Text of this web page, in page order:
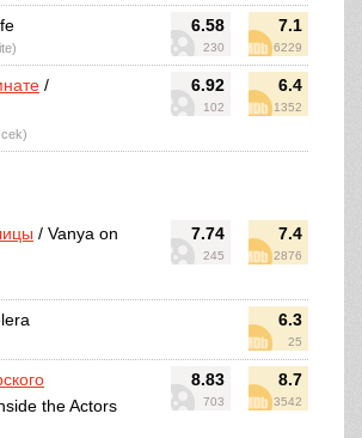
6.58
230
7.1
6229
6.92
102
6.4
1352
/
7.74
245
7.4
2876
/ Vanya on
6.3
25
8.83
703
8.7
3542
the Actors